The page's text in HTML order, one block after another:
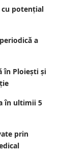
cu potențial
a
în Ploiești și
în ultimii 5
prin